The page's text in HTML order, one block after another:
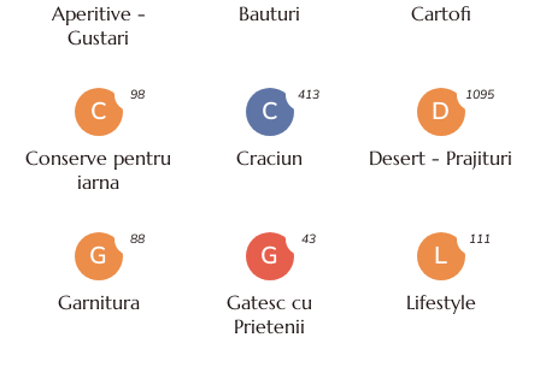
Aperitive -
Gustari
Bauturi Cartofi
C
Conserve pentru
iarna
98
C
Craciun
413
D
Desert - Prajituri
1095
G
Garnitura
88
G
Gatesc cu
Prietenii
43
L
Lifestyle
111